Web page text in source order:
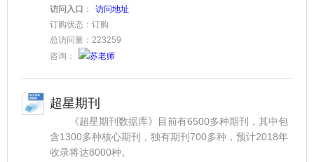
访问入口 ：
访问地址
订购状态：订购
总访问量：223259
咨询：
苏老师
超星期刊
《超星期刊数据库》目前有6500多种期刊，其中包
含1300多种核心期刊，独有期刊700多种，预计2018年
收录将达8000种。